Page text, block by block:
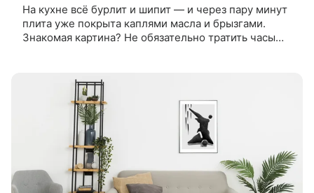
На кухне всё бурлит и шипит — и через пару минут
плита уже покрыта каплями масла и брызгами.
Знакомая картина? Не обязательно тратить часы